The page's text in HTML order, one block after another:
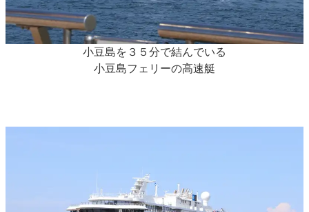
小豆島を３５分で結んでいる
小豆島フェリーの高速艇